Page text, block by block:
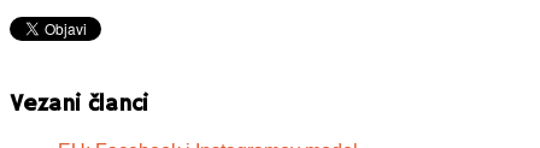
Vezani članci